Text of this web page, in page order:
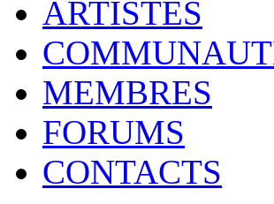
ARTISTES
MEMBRES
FORUMS
CONTACTS